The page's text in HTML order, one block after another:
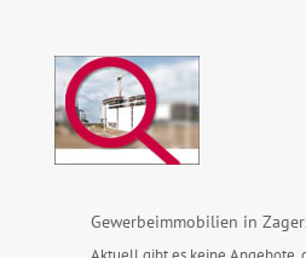
Gewerbeimmobilien in